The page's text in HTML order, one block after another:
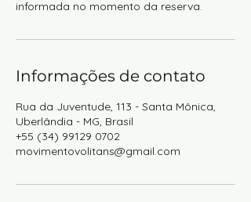
Informações de contato
Rua da Juventude, 113 - Santa Mônica,
Uberlândia - MG, Brasil
+55 (34) 99129 0702
movimentovolitans@gmail.com